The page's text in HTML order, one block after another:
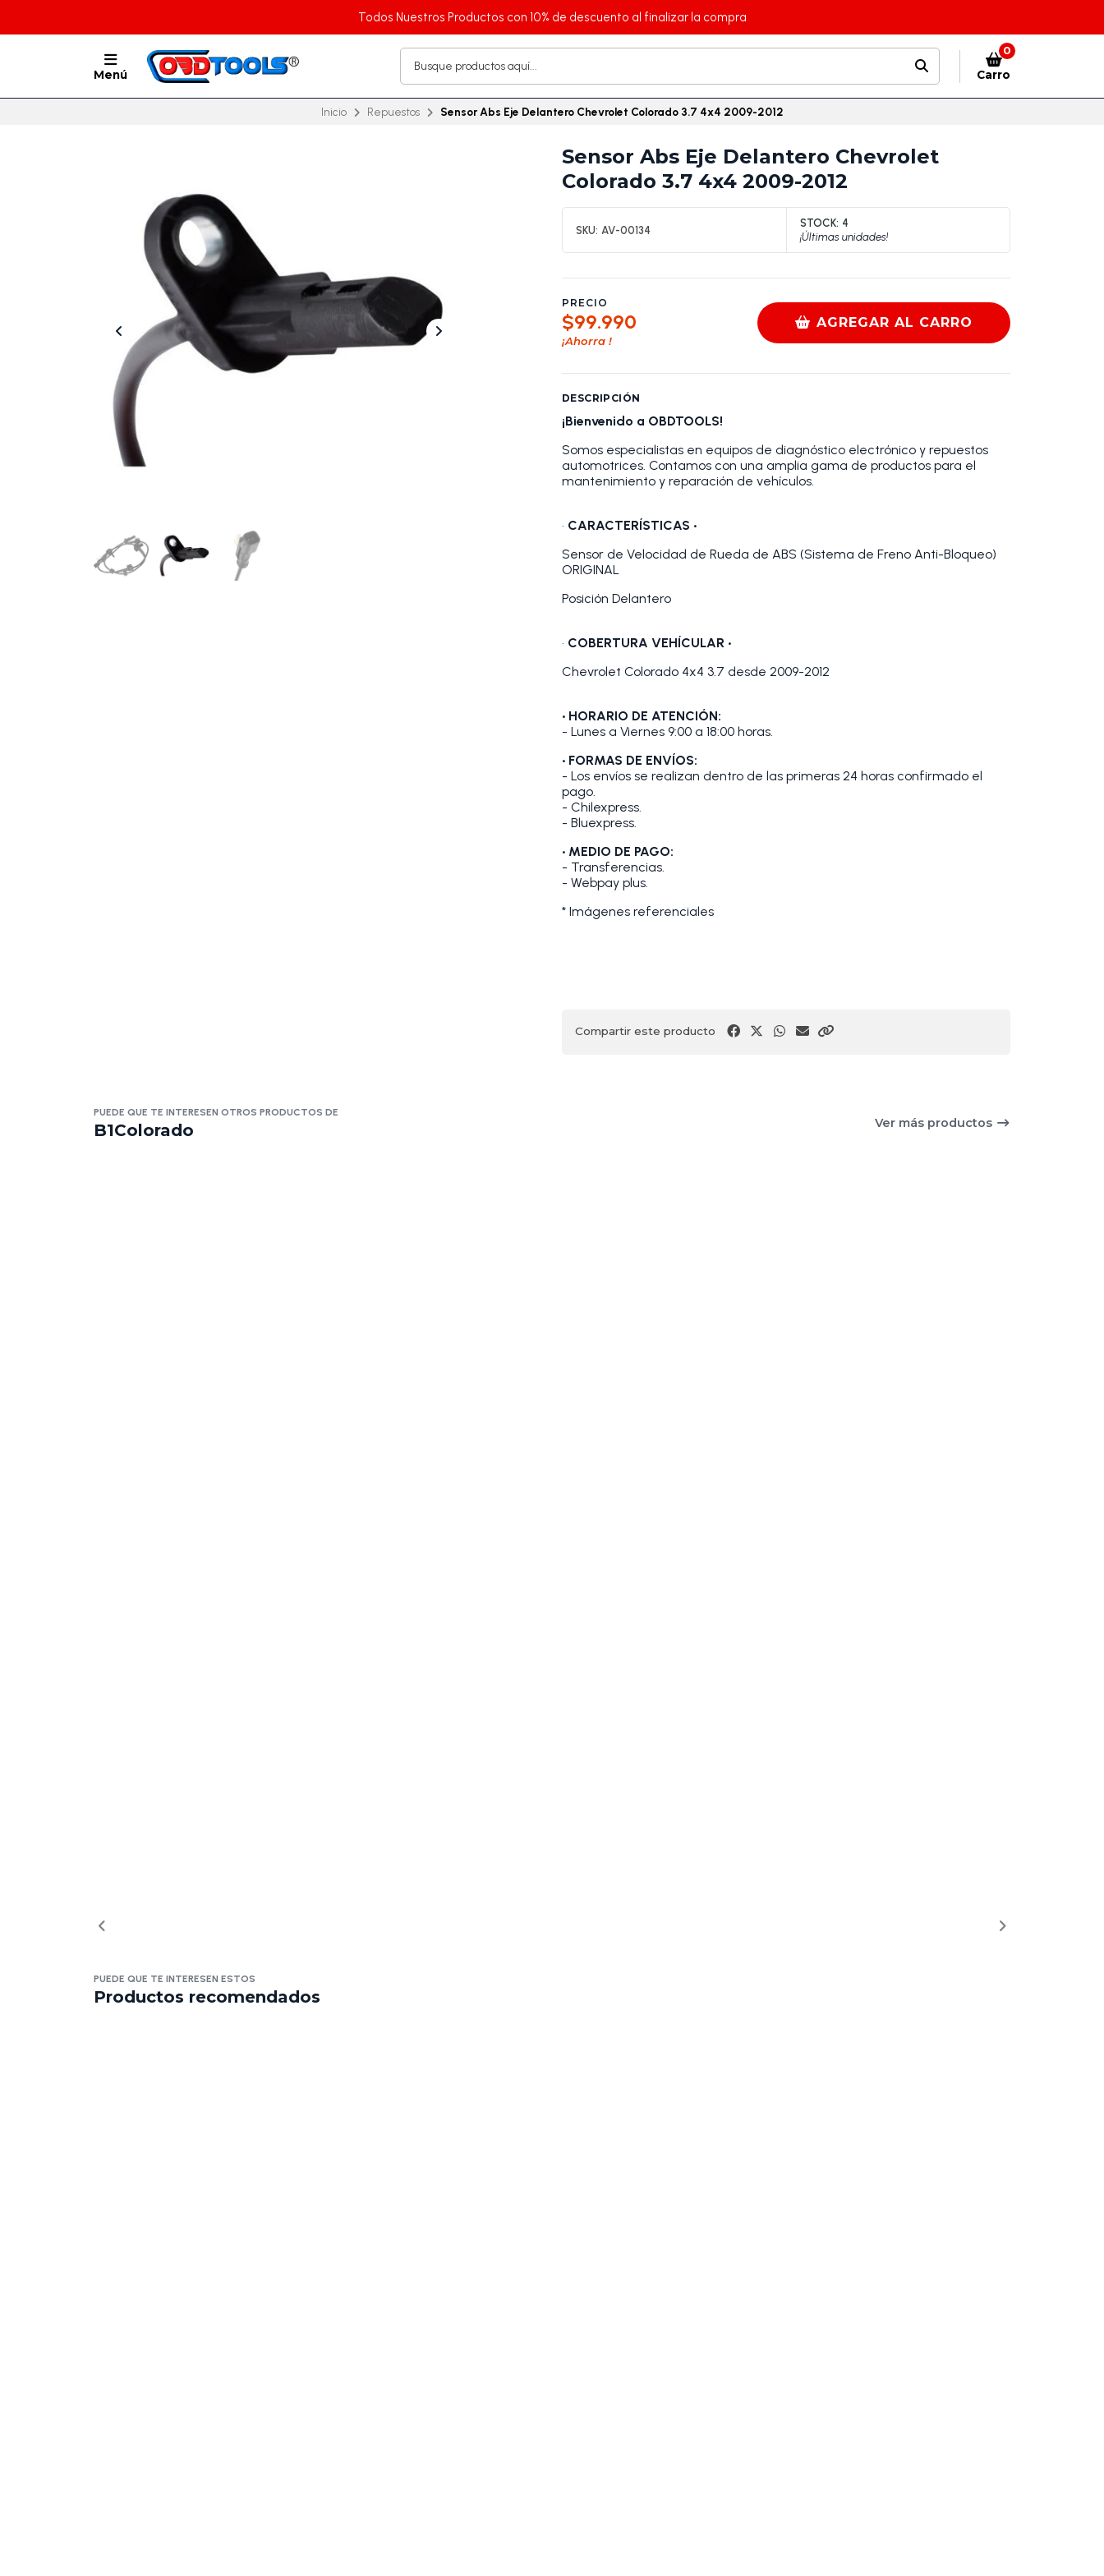
Todos Nuestros Productos con 10% de descuento al finalizar la compra
Menú
0
Carro
Inicio Repuestos Sensor Abs Eje Delantero Chevrolet Colorado 3.7 4x4 2009-2012
Sensor Abs Eje Delantero Chevrolet
Colorado 3.7 4x4 2009-2012
SKU: AV-00134
STOCK: 4
¡Últimas unidades!
PRECIO
$99.990
¡Ahorra !
AGREGAR AL CARRO
DESCRIPCIÓN
¡Bienvenido a OBDTOOLS!
Somos especialistas en equipos de diagnóstico electrónico y repuestos
automotrices. Contamos con una amplia gama de productos para el
mantenimiento y reparación de vehículos.
• CARACTERÍSTICAS •
Sensor de Velocidad de Rueda de ABS (Sistema de Freno Anti-Bloqueo)
ORIGINAL
Posición Delantero
• COBERTURA VEHÍCULAR •
Chevrolet Colorado 4x4 3.7 desde 2009-2012
• HORARIO DE ATENCIÓN:
- Lunes a Viernes 9:00 a 18:00 horas.
• FORMAS DE ENVÍOS:
- Los envíos se realizan dentro de las primeras 24 horas confirmado el
pago.
- Chilexpress.
- Bluexpress.
• MEDIO DE PAGO:
- Transferencias.
- Webpay plus.
* Imágenes referenciales
Compartir este producto
PUEDE QUE TE INTERESEN OTROS PRODUCTOS DE
B1Colorado Ver más productos
PUEDE QUE TE INTERESEN ESTOS
Productos recomendados